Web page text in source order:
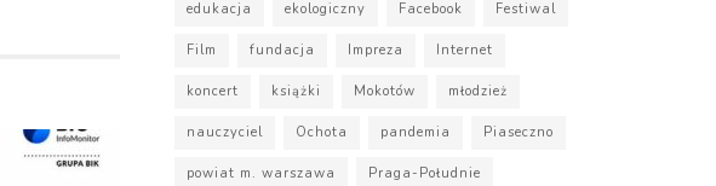
edukacja ekologiczny Facebook Festiwal
Film fundacja Impreza Internet
koncert książki Mokotów młodzież
nauczyciel Ochota pandemia Piaseczno
powiat m. warszawa Praga-Południe